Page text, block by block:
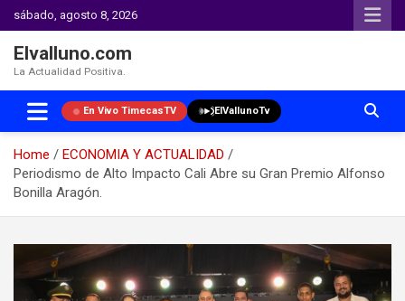
sábado, agosto 8, 2026
Elvalluno.com
La Actualidad Positiva.
En Vivo TimecasTV ElVallunoTv
Home
ECONOMIA Y ACTUALIDAD
Periodismo de Alto Impacto Cali Abre su Gran Premio Alfonso
Bonilla Aragón.